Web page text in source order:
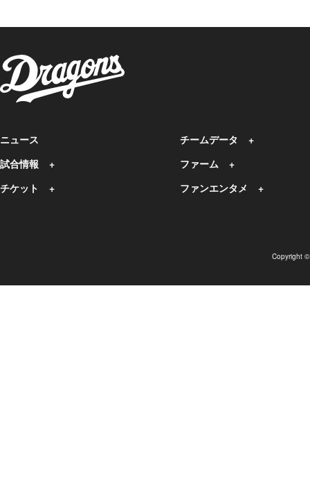
ニュース
試合情報
チケット
チームデータ
ファーム
ファンエンタメ
Copyright